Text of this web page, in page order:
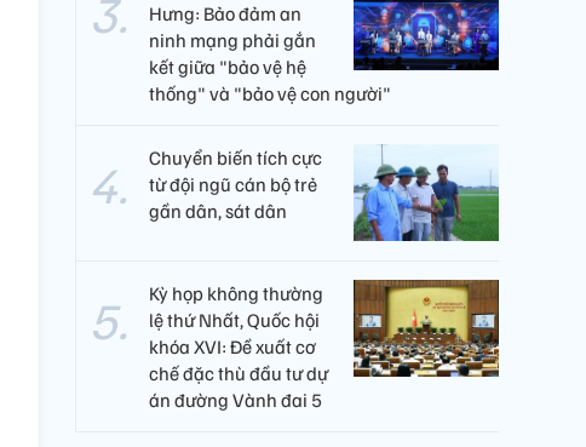
Hưng: Bảo đảm an
ninh mạng phải gắn
kết giữa "bảo vệ hệ
thống" và "bảo vệ con người"
Chuyển biến tích cực
từ đội ngũ cán bộ trẻ
gần dân, sát dân
Kỳ họp không thường
lệ thứ Nhất, Quốc hội
khóa XVI: Đề xuất cơ
chế đặc thù đầu tư dự
án đường Vành đai 5